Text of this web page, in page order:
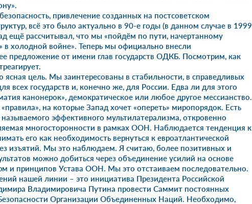
привлечение созданных на постсоветском
всё это было актуально в 90-е годы (в данном случае в 1999
ещё рассчитывал, что мы «пойдём по пути, начертанному
в холодной войне». Теперь мы официально внесли
предложение от имени глав государств ОДКБ. Посмотрим, как
ясная цель. Мы заинтересованы в стабильности, в справедливых
всех государств и, конечно же, для России. Едва ли для этого
канонерок», демократическое или любое другое мессианство.
на которые Запад хочет «опереть» миропорядок. Есть
эффективного мультилатерализма, откровенно
многосторонности в рамках ООН. Наблюдается тенденция к
его как необходимость вернуться к евроатлантической
изъятий. Мы это наблюдаем. Я считаю, более позитивных и
можно добиться через объединение усилий на основе
и принципов Устава ООН. Мы это отстаиваем последовательно.
нашей линии – это инициатива Президента Российской
Владимировича Путина провести Саммит постоянных
Организации Объединенных Наций. Необходимо,